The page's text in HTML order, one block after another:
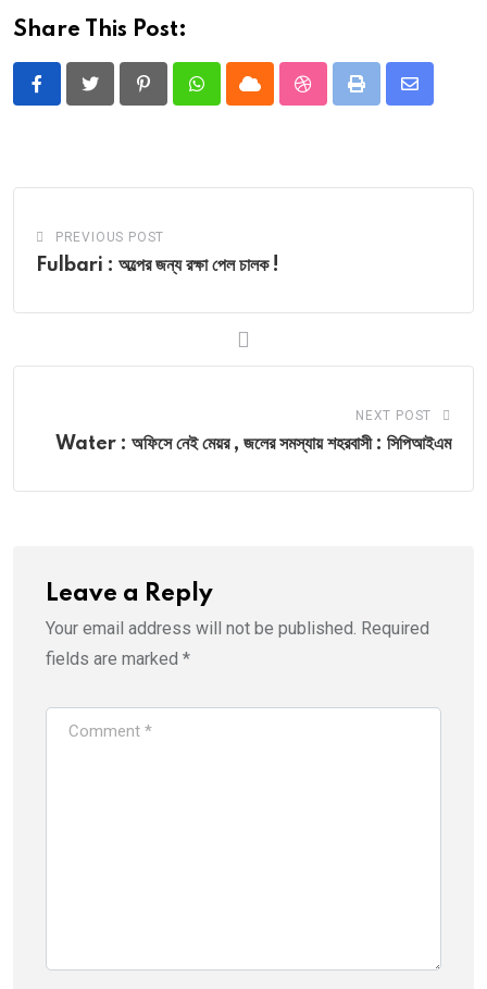
Share This Post:
PinterestWhatsappCloud StumbleUpon
Print
Share
PREVIOUS POST
Fulbari : অল্পের জন্য রক্ষা পেল চালক !
NEXT POST
Water : অফিসে নেই মেয়র , জলের সমস্যায় শহরবাসী : সিপিআইএম
Leave a Reply
Your email address will not be published. Required
fields are marked *